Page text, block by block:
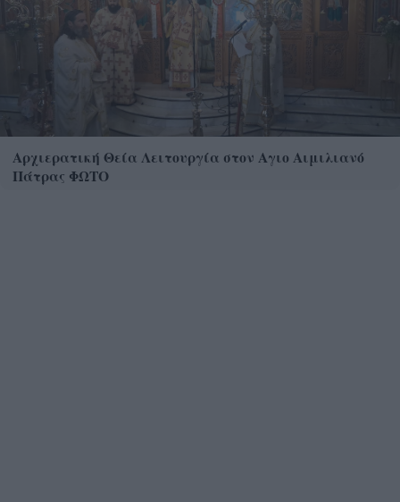
Αρχιερατική Θεία Λειτουργία στον Αγιο Αιμιλιανό
Πάτρας ΦΩΤΟ